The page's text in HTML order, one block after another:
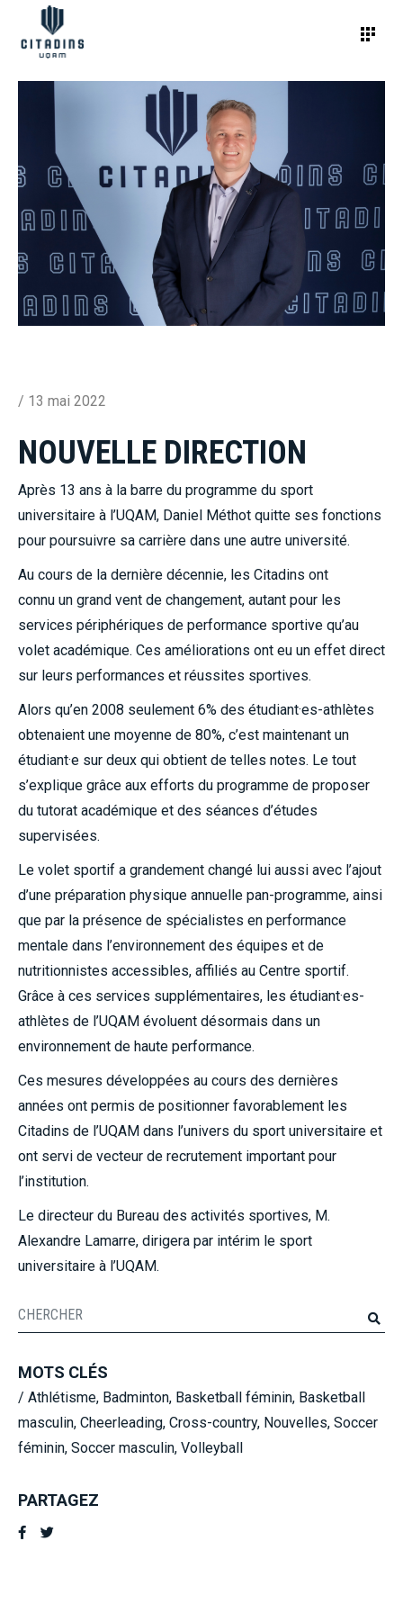
/ 13 mai 2022
NOUVELLE DIRECTION
Après 13 ans à la barre du programme du sport
universitaire à l’UQAM, Daniel Méthot quitte ses fonctions
pour poursuivre sa carrière dans une autre université.
Au cours de la dernière décennie, les Citadins ont
connu un grand vent de changement, autant pour les
services périphériques de performance sportive qu’au
volet académique. Ces améliorations ont eu un effet direct
sur leurs performances et réussites sportives.
Alors qu’en 2008 seulement 6% des étudiant·es-athlètes
obtenaient une moyenne de 80%, c’est maintenant un
étudiant·e sur deux qui obtient de telles notes. Le tout
s’explique grâce aux efforts du programme de proposer
du tutorat académique et des séances d’études
supervisées.
Le volet sportif a grandement changé lui aussi avec l’ajout
d’une préparation physique annuelle pan-programme, ainsi
que par la présence de spécialistes en performance
mentale dans l’environnement des équipes et de
nutritionnistes accessibles, affiliés au Centre sportif.
Grâce à ces services supplémentaires, les étudiant·es-
athlètes de l’UQAM évoluent désormais dans un
environnement de haute performance.
Ces mesures développées au cours des dernières
années ont permis de positionner favorablement les
Citadins de l’UQAM dans l’univers du sport universitaire et
ont servi de vecteur de recrutement important pour
l’institution.
Le directeur du Bureau des activités sportives, M.
Alexandre Lamarre, dirigera par intérim le sport
universitaire à l’UQAM.
MOTS CLÉS
/ Athlétisme, Badminton, Basketball féminin, Basketball
masculin, Cheerleading, Cross-country, Nouvelles, Soccer
féminin, Soccer masculin, Volleyball
PARTAGEZ